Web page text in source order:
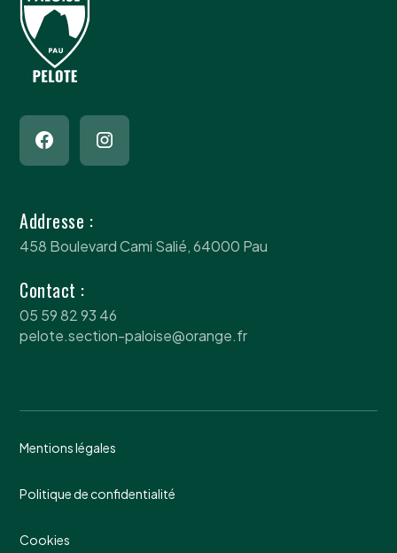
Addresse :
458 Boulevard Cami Salié, 64000 Pau
Contact :
05 59 82 93 46
pelote.section-paloise@orange.fr
Mentions légales
Politique de confidentialité
Cookies